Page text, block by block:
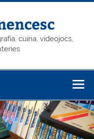
cuina, videojocs,